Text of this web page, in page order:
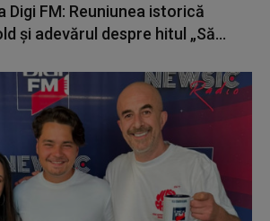
Digi FM: Reuniunea istorică
și adevărul despre hitul „Să...